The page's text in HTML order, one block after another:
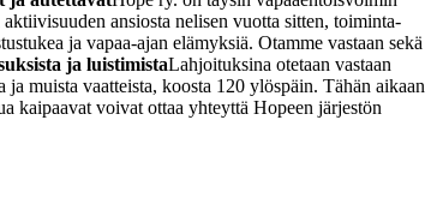
ansiosta nelisen vuotta sitten, toiminta-
ja vapaa-ajan elämyksiä. Otamme vastaan sekä
ja luistimistaLahjoituksina otetaan vastaan
muista vaatteista, koosta 120 ylöspäin. Tähän aikaan
kaipaavat voivat ottaa yhteyttä Hopeen järjestön